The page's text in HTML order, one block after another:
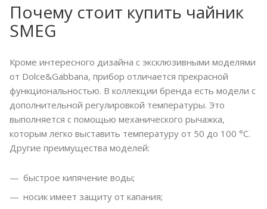
Почему стоит купить чайник
SMEG
Кроме интересного дизайна с эксклюзивными моделями
от Dolce&Gabbana, прибор отличается прекрасной
функциональностью. В коллекции бренда есть модели с
дополнительной регулировкой температуры. Это
выполняется с помощью механического рычажка,
которым легко выставить температуру от 50 до 100 °С.
Другие преимущества моделей:
быстрое кипячение воды;
носик имеет защиту от капания;